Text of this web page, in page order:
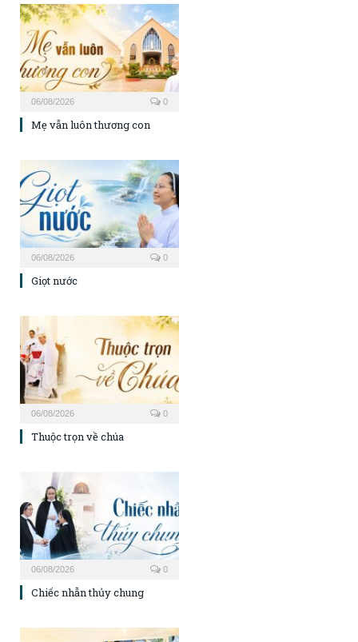
06/08/2026 0
Mẹ vẫn luôn thương con
06/08/2026 0
Giọt nước
06/08/2026 0
Thuộc trọn về chúa
06/08/2026 0
Chiếc nhẫn thủy chung